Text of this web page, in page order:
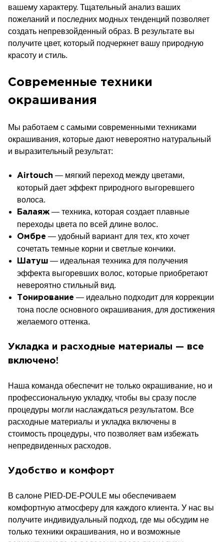
вашему характеру. Тщательный анализ ваших
пожеланий и последних модных тенденций позволяет
создать непревзойденный образ. В результате вы
получите цвет, который подчеркнет вашу природную
красоту и стиль.
Современные техники
окрашивания
Мы работаем с самыми современными техниками
окрашивания, которые дают невероятно натуральный
и выразительный результат:
Airtouch — мягкий переход между цветами,
который дает эффект природного выгоревшего
волоса.
Балаяж — техника, которая создает плавные
переходы цвета по всей длине волос.
Омбре — удобный вариант для тех, кто хочет
сочетать темные корни и светлые кончики.
Шатуш — идеальная техника для получения
эффекта выгоревших волос, которые приобретают
невероятно стильный вид.
Тонирование — идеально подходит для коррекции
тона после основного окрашивания, для достижения
желаемого оттенка.
Укладка и расходные материалы — все
включено!
Наша команда обеспечит не только окрашивание, но и
профессиональную укладку, чтобы вы сразу после
процедуры могли наслаждаться результатом. Все
расходные материалы и укладка включены в
стоимость процедуры, что позволяет вам избежать
непредвиденных расходов.
Удобство и комфорт
В салоне PIED-DE-POULE мы обеспечиваем
комфортную атмосферу для каждого клиента. У нас вы
получите индивидуальный подход, где мы обсудим не
только техники окрашивания, но и возможные